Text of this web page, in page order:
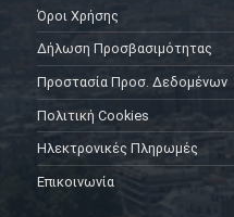
Όροι Χρήσης
Δήλωση Προσβασιμότητας
Προστασία Προσ. Δεδομένων
Πολιτική Cookies
Ηλεκτρονικές Πληρωμές
Επικοινωνία